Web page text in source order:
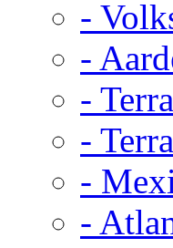
-
-
-
-
-
-